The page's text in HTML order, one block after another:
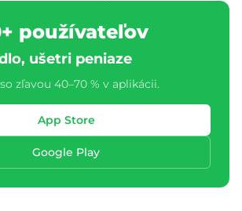
používateľov
ušetri peniaze
zľavou 40–70 % v aplikácii.
App Store
Google Play